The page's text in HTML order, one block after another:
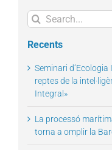
Search
for:
Recents
Seminari
reptes de la
Integral»
La processó
torna a omplir la